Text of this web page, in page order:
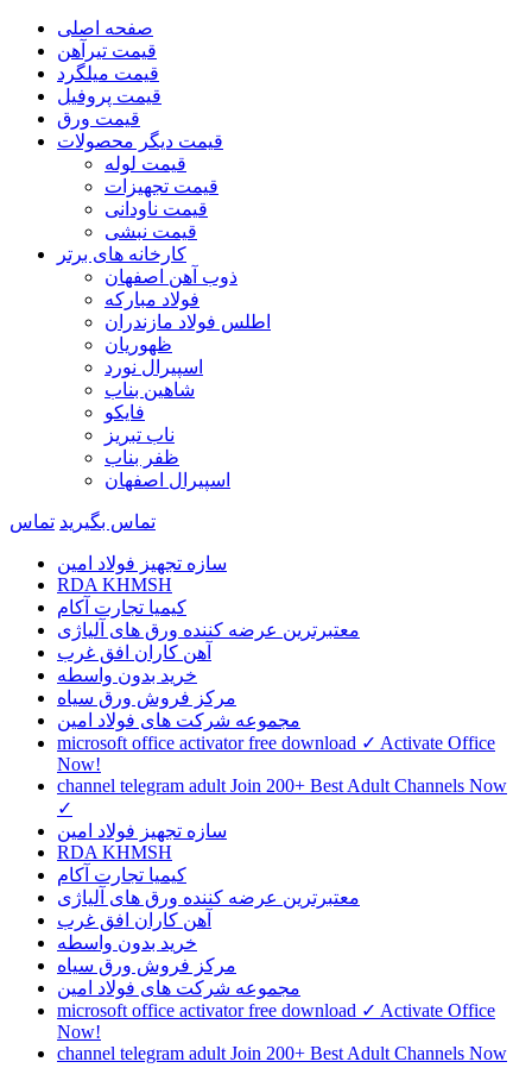
صفحه اصلی
قیمت تیرآهن
قیمت میلگرد
قیمت پروفیل
قیمت ورق
قیمت دیگر محصولات
قیمت لوله
قیمت تجهیزات
قیمت ناودانی
قیمت نبشی
کارخانه های برتر
ذوب آهن اصفهان
فولاد مبارکه
اطلس فولاد مازندران
ظهوریان
اسپیرال نورد
شاهین بناب
فایکو
ناب تبریز
ظفر بناب
اسپیرال اصفهان
تماس بگیرید تماس
سازه تجهیز فولاد امین
RDA KHMSH
کیمیا تجارت آکام
معتبرترین عرضه کننده ورق های آلیاژی
آهن کاران افق غرب
خرید بدون واسطه
مرکز فروش ورق سیاه
مجموعه شرکت های فولاد امین
microsoft office activator free download ✓ Activate Office
Now!
channel telegram adult Join 200+ Best Adult Channels Now
✓
سازه تجهیز فولاد امین
RDA KHMSH
کیمیا تجارت آکام
معتبرترین عرضه کننده ورق های آلیاژی
آهن کاران افق غرب
خرید بدون واسطه
مرکز فروش ورق سیاه
مجموعه شرکت های فولاد امین
microsoft office activator free download ✓ Activate Office
Now!
channel telegram adult Join 200+ Best Adult Channels Now